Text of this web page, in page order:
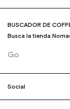
BUSCADOR DE
Busca la tienda
Go
Social